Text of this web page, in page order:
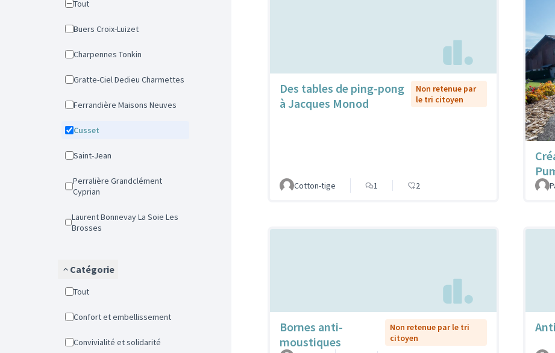
Tout
Buers Croix-Luizet
Charpennes Tonkin
Gratte-Ciel Dedieu Charmettes
Ferrandière Maisons Neuves
Cusset
Saint-Jean
Perralière Grandclément
Cyprian
Laurent Bonnevay La Soie Les
Brosses
Catégorie
Tout
Confort et embellissement
Convivialité et solidarité
Des tables de ping-pong
à Jacques Monod
Non retenue par
le tri citoyen
Cotton-tige 1 2
Bornes anti-
moustiques
Non retenue par le tri
citoyen